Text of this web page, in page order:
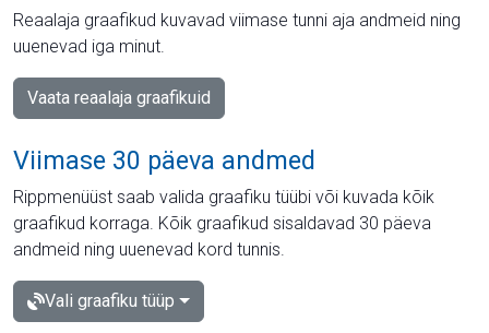
Reaalaja graafikud kuvavad viimase tunni aja andmeid ning
uuenevad iga minut.
Vaata reaalaja graafikuid
Viimase 30 päeva andmed
Rippmenüüst saab valida graafiku tüübi või kuvada kõik
graafikud korraga. Kõik graafikud sisaldavad 30 päeva
andmeid ning uuenevad kord tunnis.
Vali graafiku tüüp